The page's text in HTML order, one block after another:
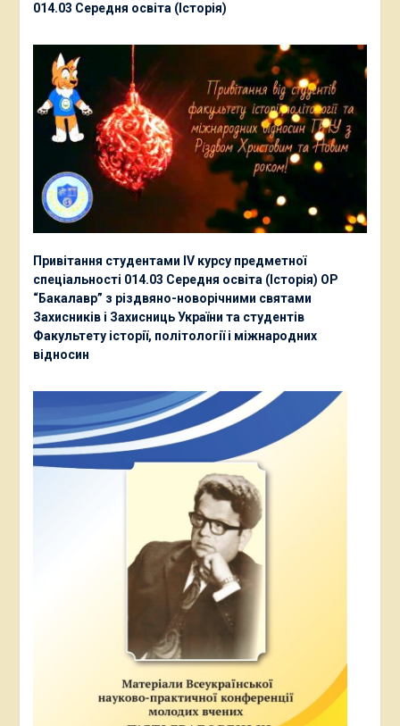
014.03 Середня освіта (Історія)
Привітання студентами ІV курсу предметної
спеціальності 014.03 Середня освіта (Історія) ОР
“Бакалавр” з різдвяно-новорічними святами
Захисників і Захисниць України та студентів
Факультету історії, політології і міжнародних
відносин